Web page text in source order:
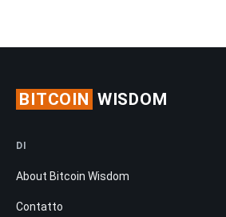
BITCOIN WISDOM
DI
About Bitcoin Wisdom
Contatto